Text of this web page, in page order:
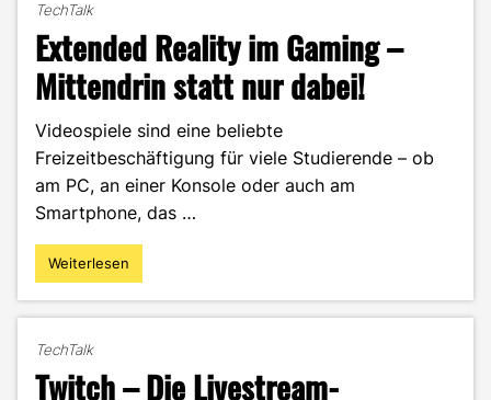
TechTalk
Extended Reality im Gaming –
Mittendrin statt nur dabei!
Videospiele sind eine beliebte
Freizeitbeschäftigung für viele Studierende – ob
am PC, an einer Konsole oder auch am
Smartphone, das …
"Extended
Reality
–
Mittendrin
Weiterlesen
TechTalk
Twitch – Die Livestream-